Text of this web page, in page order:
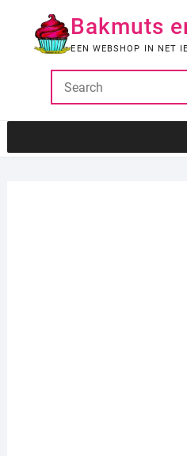
Bakmuts
EEN WEBSHOP IN NET